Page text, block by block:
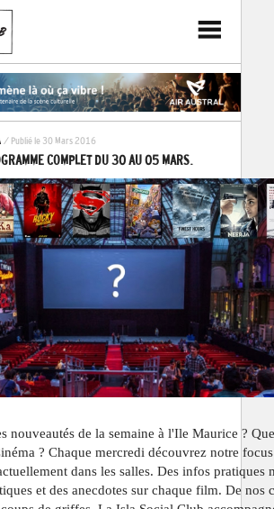
/ Publié le 30 Mars 2016
COMPLET DU 30 AU 05 MARS.
nouveautés de la semaine à l'Ile Maurice ?
? Chaque mercredi découvrez notre
dans les salles. Des infos pratiques
et des anecdotes sur chaque film. De nos